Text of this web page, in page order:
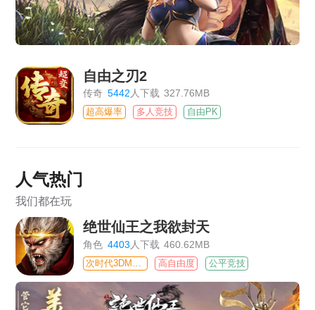
自由之刃2
传奇 5442 人下载 327.76MB
超高爆率 多人竞技 自由PK
人气热门
我们都在玩
绝世仙王之我欲封天
角色 4403 人下载 460.62MB
高自由度 公平竞技